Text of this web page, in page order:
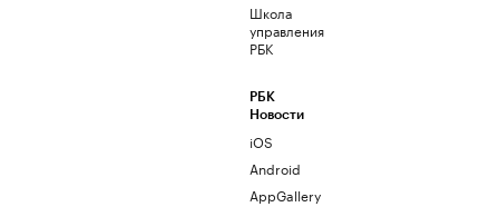
Школа
управления
РБК
РБК
Новости
iOS
Android
AppGallery